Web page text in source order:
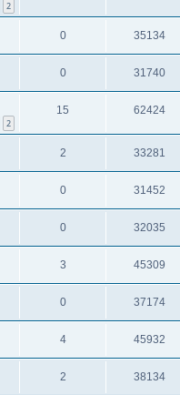
2
0 35134
0 31740
2
15 62424
2 33281
0 31452
0 32035
3 45309
0 37174
4 45932
2 38134